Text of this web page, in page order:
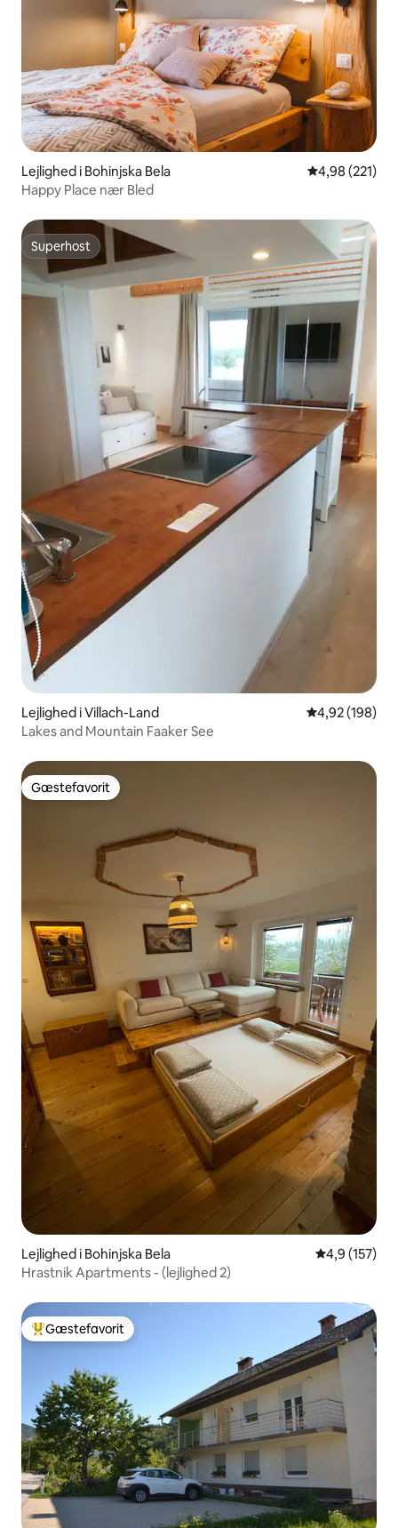
Lejlighed i Bohinjska Bela 4,98 ud af 5 i
4,98 (221)
Happy Place nær Bled
Superhost
Superhost
Lejlighed i Villach-Land 4,92 ud af 5 i
4,92 (198)
Lakes and Mountain Faaker See
Gæstefavorit
Gæstefavorit
Lejlighed i Bohinjska Bela 4,9 ud af 5 i
4,9 (157)
Hrastnik Apartments - (lejlighed 2)
Bedste gæstefavorit
Gæstefavorit